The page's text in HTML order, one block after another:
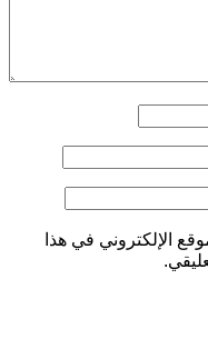
الإلكتروني في هذا